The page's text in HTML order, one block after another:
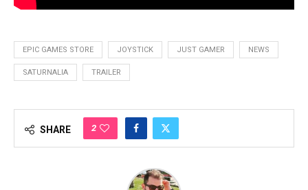
EPIC GAMES STORE JOYSTICK JUST GAMER NEWS
SATURNALIA TRAILER
SHARE 2